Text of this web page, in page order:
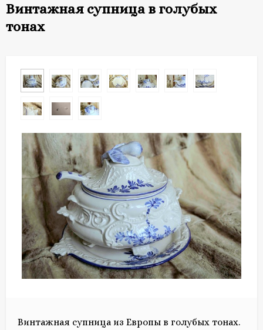
Винтажная супница в голубых
тонах
Винтажная супница из Европы в голубых тонах.